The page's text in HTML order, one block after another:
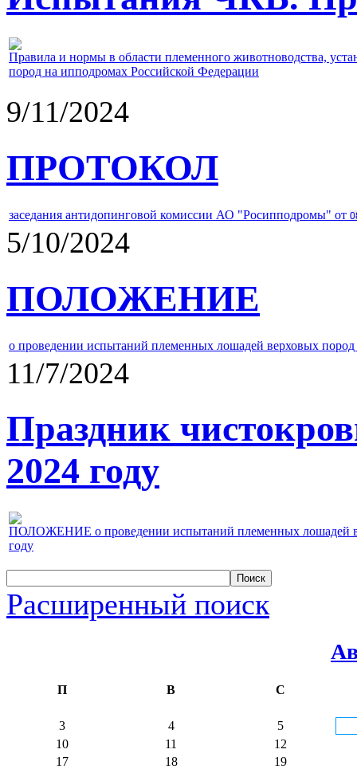
Правила и нормы в области племенного животноводства,
пород на ипподромах Российской Федерации
9/11/2024
ПРОТОКОЛ
заседания антидопинговой комиссии АО "Росипподромы" от
5/10/2024
ПОЛОЖЕНИЕ
о проведении испытаний племенных лошадей верховых
11/7/2024
Праздник
2024 году
ПОЛОЖЕНИЕ о проведении испытаний племенных лошадей
году
Расширенный поиск
П В С
3 4
5
10
11
12
17
18
19